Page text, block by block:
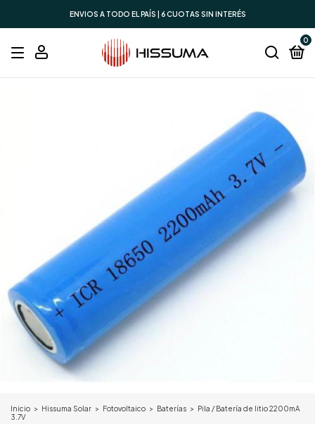
ENVIOS A TODO EL PAÍS | 6 CUOTAS SIN INTERÉS
0
Inicio > Hissuma Solar > Fotovoltaico > Baterías > Pila / Batería de litio 2200mA
3.7V